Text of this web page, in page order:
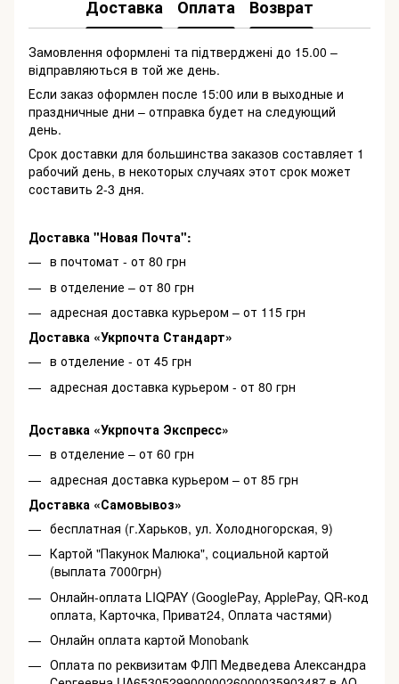
Доставка Оплата Возврат
Замовлення оформлені та підтверджені до 15.00 –
відправляються в той же день.
Если заказ оформлен после 15:00 или в выходные и
праздничные дни – отправка будет на следующий
день.
Срок доставки для большинства заказов составляет 1
рабочий день, в некоторых случаях этот срок может
составить 2-3 дня.
Доставка "Новая Почта":
в почтомат - от 80 грн
в отделение – от 80 грн
адресная доставка курьером – от 115 грн
Доставка «Укрпочта Стандарт»
в отделение - от 45 грн
адресная доставка курьером - от 80 грн
Доставка «Укрпочта Экспресс»
в отделение – от 60 грн
адресная доставка курьером – от 85 грн
Доставка «Самовывоз»
бесплатная (г.Харьков, ул. Холодногорская, 9)
Картой "Пакунок Малюка", социальной картой
(выплата 7000грн)
Онлайн-оплата LIQPAY (GooglePay, ApplePay, QR-код
оплата, Карточка, Приват24, Оплата частями)
Онлайн оплата картой Monobank
Оплата по реквизитам ФЛП Медведева Александра